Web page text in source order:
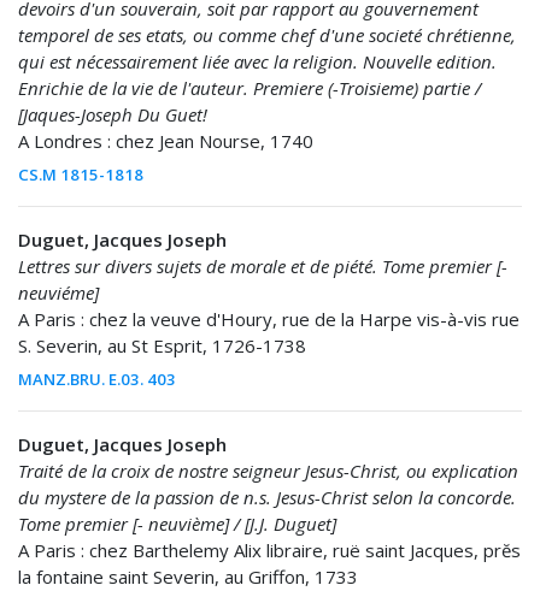
devoirs d'un souverain, soit par rapport au gouvernement
temporel de ses etats, ou comme chef d'une societé chrétienne,
qui est nécessairement liée avec la religion. Nouvelle edition.
Enrichie de la vie de l'auteur. Premiere (-Troisieme) partie /
[Jaques-Joseph Du Guet!
A Londres : chez Jean Nourse, 1740
CS.M 1815-1818
Duguet, Jacques Joseph
Lettres sur divers sujets de morale et de piété. Tome premier [-
neuviéme]
A Paris : chez la veuve d'Houry, rue de la Harpe vis-à-vis rue
S. Severin, au St Esprit, 1726-1738
MANZ.BRU. E.03. 403
Duguet, Jacques Joseph
Traité de la croix de nostre seigneur Jesus-Christ, ou explication
du mystere de la passion de n.s. Jesus-Christ selon la concorde.
Tome premier [- neuvième] / [J.J. Duguet]
A Paris : chez Barthelemy Alix libraire, ruë saint Jacques, prĕs
la fontaine saint Severin, au Griffon, 1733